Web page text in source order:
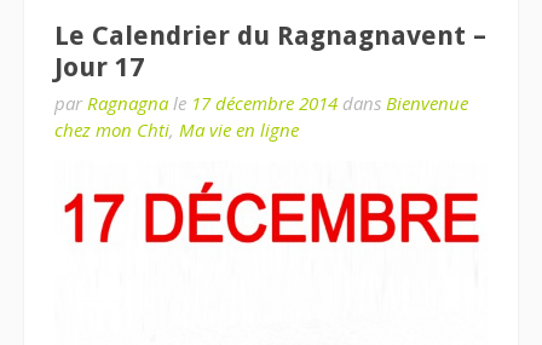
Le Calendrier du Ragnagnavent –
Jour 17
par Ragnagna le 17 décembre 2014 dans Bienvenue
chez mon Chti, Ma vie en ligne